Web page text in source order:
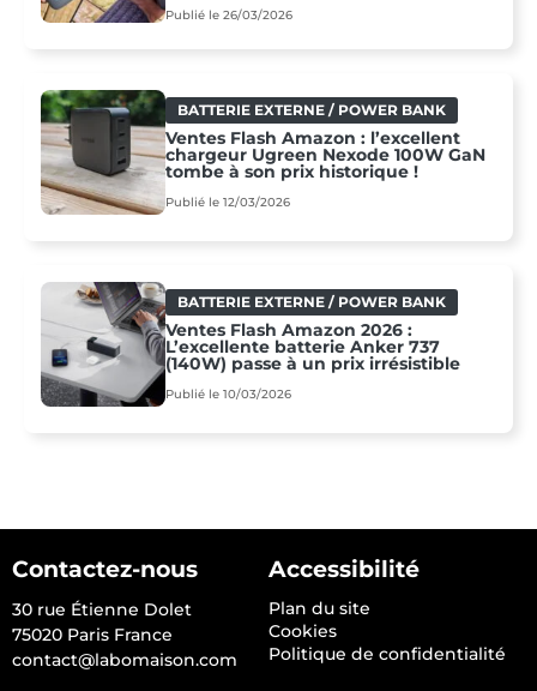
Publié le 26/03/2026
BATTERIE EXTERNE / POWER BANK
Ventes Flash Amazon : l’excellent
chargeur Ugreen Nexode 100W GaN
tombe à son prix historique !
Publié le 12/03/2026
BATTERIE EXTERNE / POWER BANK
Ventes Flash Amazon 2026 :
L’excellente batterie Anker 737
(140W) passe à un prix irrésistible
Publié le 10/03/2026
Contactez-nous
30 rue Étienne Dolet
75020 Paris France
contact@labomaison.com
Accessibilité
Plan du site
Cookies
Politique de confidentialité